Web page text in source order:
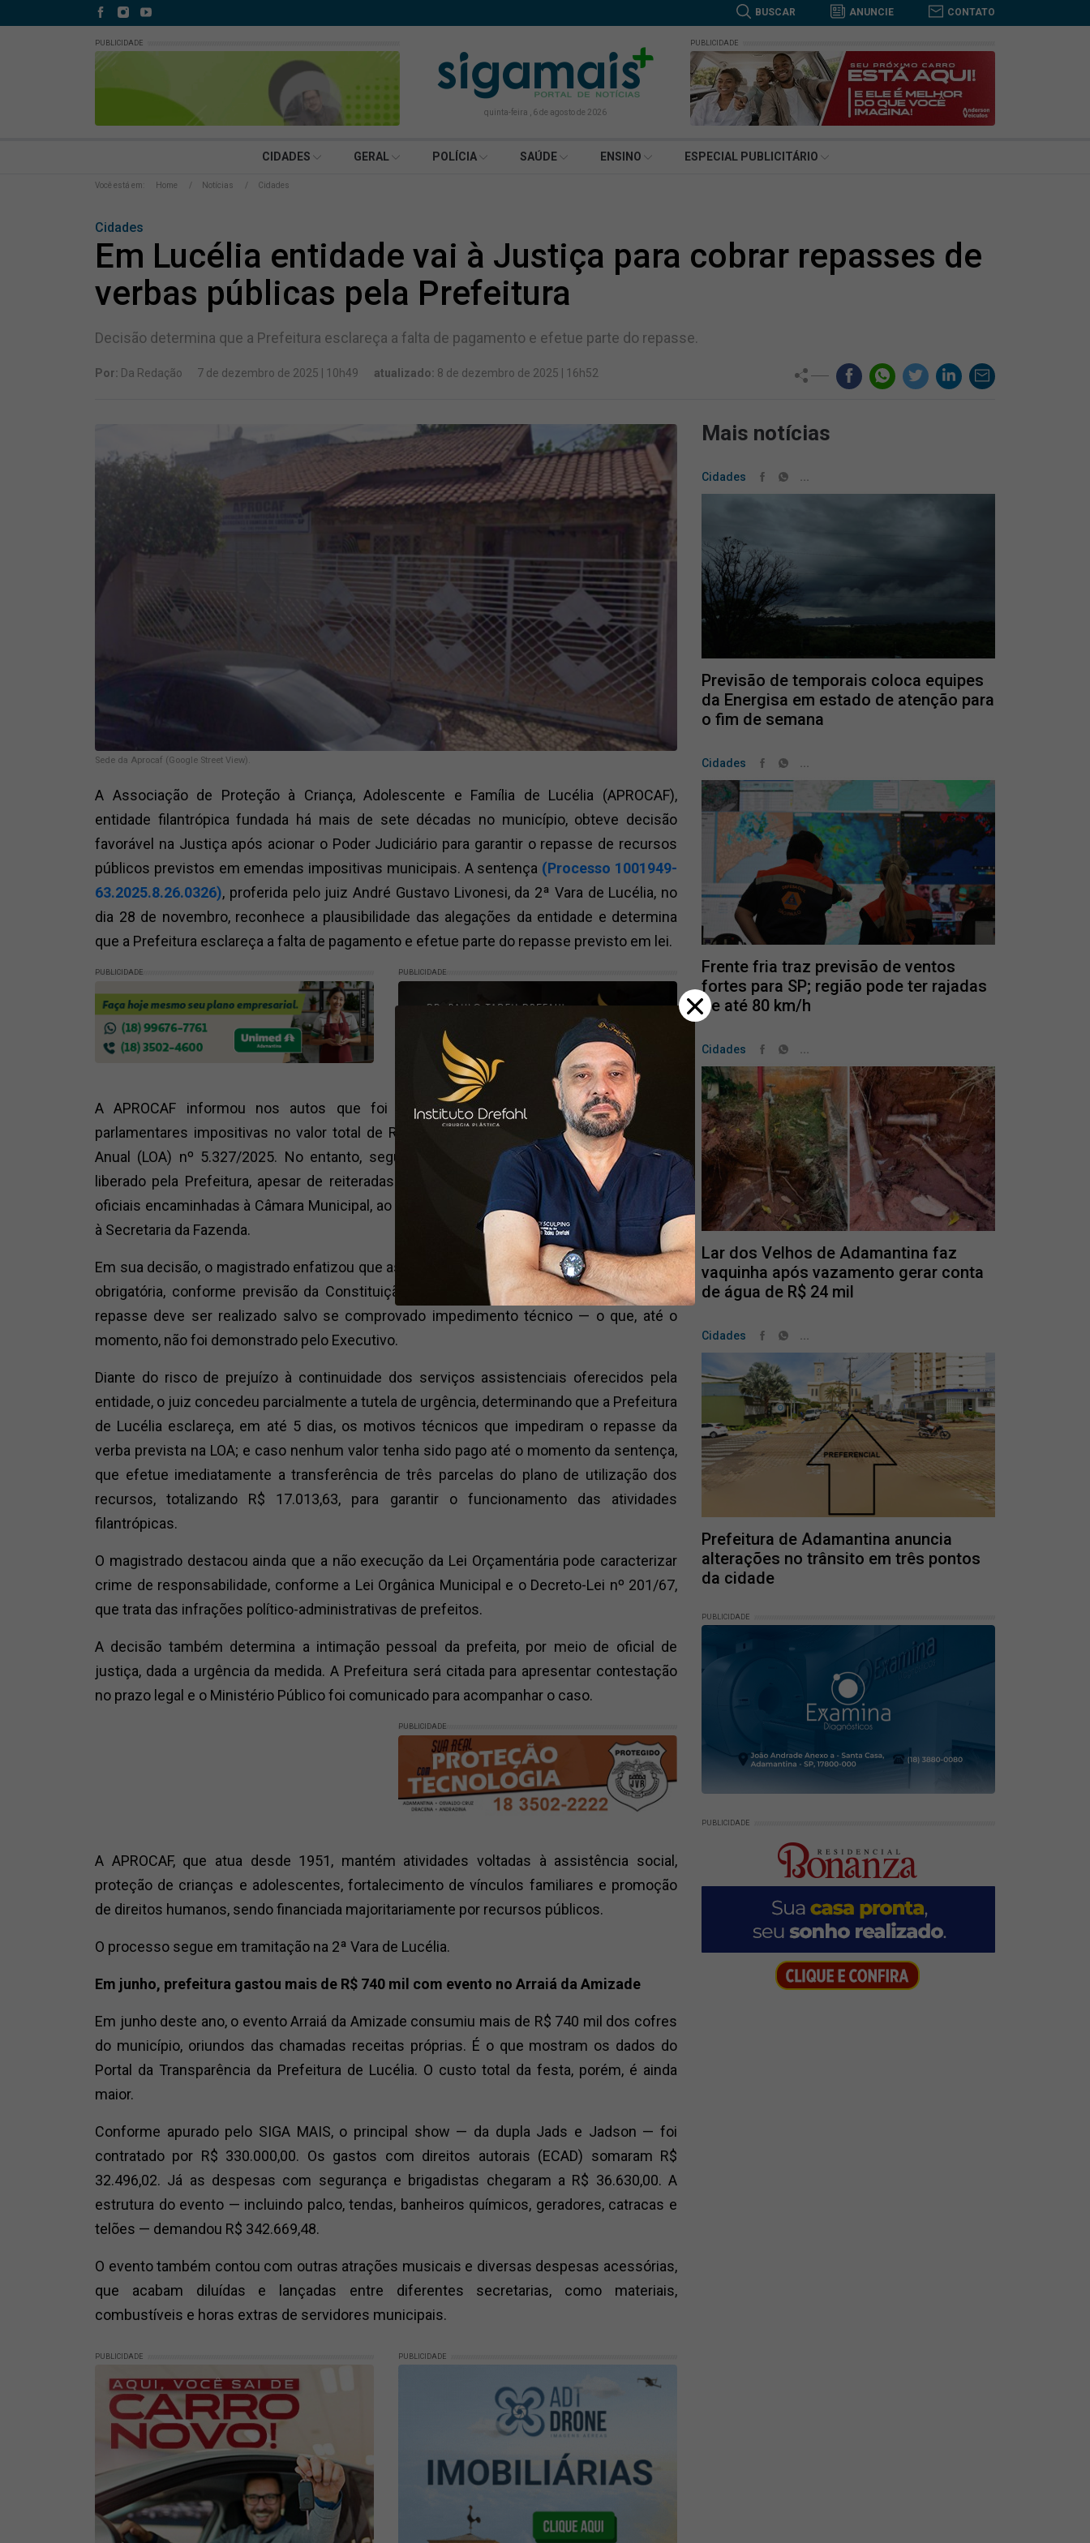
BUSCAR ANUNCIE CONTATO
PUBLICIDADE
quinta-feira , 6 de agosto de 2026
PUBLICIDADE
CIDADES GERAL POLÍCIA SAÚDE ENSINO ESPECIAL PUBLICITÁRIO
BUSCAR
Você está em: Home Notícias Cidades
Cidades
Em Lucélia entidade vai à Justiça para cobrar repasses de
verbas públicas pela Prefeitura
Decisão determina que a Prefeitura esclareça a falta de pagamento e efetue parte do repasse.
Por: Da Redação 7 de dezembro de 2025 | 10h49 atualizado: 8 de dezembro de 2025 | 16h52
Sede da Aprocaf (Google Street View).
A Associação de Proteção à Criança, Adolescente e Família de Lucélia (APROCAF),
entidade filantrópica fundada há mais de sete décadas no município, obteve decisão
favorável na Justiça após acionar o Poder Judiciário para garantir o repasse de recursos
públicos previstos em emendas impositivas municipais. A sentença (Processo 1001949-
63.2025.8.26.0326), proferida pelo juiz André Gustavo Livonesi, da 2ª Vara de Lucélia, no
dia 28 de novembro, reconhece a plausibilidade das alegações da entidade e determina
que a Prefeitura esclareça a falta de pagamento e efetue parte do repasse previsto em lei.
PUBLICIDADE PUBLICIDADE
A APROCAF informou nos autos que foi contemplada, para 2025, com emendas
parlamentares impositivas no valor total de R$ 68.054,54, incluídas na Lei Orçamentária
Anual (LOA) nº 5.327/2025. No entanto, segundo a entidade, nenhum valor havia sido
liberado pela Prefeitura, apesar de reiteradas tentativas de diálogo e de comunicações
oficiais encaminhadas à Câmara Municipal, ao Conselho Municipal de Assistência Social e
à Secretaria da Fazenda.
Em sua decisão, o magistrado enfatizou que as emendas impositivas possuem execução
obrigatória, conforme previsão da Constituição Federal e legislação municipal, e que o
repasse deve ser realizado salvo se comprovado impedimento técnico — o que, até o
momento, não foi demonstrado pelo Executivo.
Diante do risco de prejuízo à continuidade dos serviços assistenciais oferecidos pela
entidade, o juiz concedeu parcialmente a tutela de urgência, determinando que a Prefeitura
de Lucélia esclareça, em até 5 dias, os motivos técnicos que impediram o repasse da
verba prevista na LOA; e caso nenhum valor tenha sido pago até o momento da sentença,
que efetue imediatamente a transferência de três parcelas do plano de utilização dos
recursos, totalizando R$ 17.013,63, para garantir o funcionamento das atividades
filantrópicas.
O magistrado destacou ainda que a não execução da Lei Orçamentária pode caracterizar
crime de responsabilidade, conforme a Lei Orgânica Municipal e o Decreto-Lei nº 201/67,
que trata das infrações político-administrativas de prefeitos.
A decisão também determina a intimação pessoal da prefeita, por meio de oficial de
justiça, dada a urgência da medida. A Prefeitura será citada para apresentar contestação
no prazo legal e o Ministério Público foi comunicado para acompanhar o caso.
PUBLICIDADE
A APROCAF, que atua desde 1951, mantém atividades voltadas à assistência social,
proteção de crianças e adolescentes, fortalecimento de vínculos familiares e promoção
de direitos humanos, sendo financiada majoritariamente por recursos públicos.
O processo segue em tramitação na 2ª Vara de Lucélia.
Em junho, prefeitura gastou mais de R$ 740 mil com evento no Arraiá da Amizade
Em junho deste ano, o evento Arraiá da Amizade consumiu mais de R$ 740 mil dos cofres
do município, oriundos das chamadas receitas próprias. É o que mostram os dados do
Portal da Transparência da Prefeitura de Lucélia. O custo total da festa, porém, é ainda
maior.
Conforme apurado pelo SIGA MAIS, o principal show — da dupla Jads e Jadson — foi
contratado por R$ 330.000,00. Os gastos com direitos autorais (ECAD) somaram R$
32.496,02. Já as despesas com segurança e brigadistas chegaram a R$ 36.630,00. A
estrutura do evento — incluindo palco, tendas, banheiros químicos, geradores, catracas e
telões — demandou R$ 342.669,48.
O evento também contou com outras atrações musicais e diversas despesas acessórias,
que acabam diluídas e lançadas entre diferentes secretarias, como materiais,
combustíveis e horas extras de servidores municipais.
PUBLICIDADE PUBLICIDADE
Mais notícias
Cidades ...
Previsão de temporais coloca equipes
da Energisa em estado de atenção para
o fim de semana
Cidades ...
Frente fria traz previsão de ventos
fortes para SP; região pode ter rajadas
de até 80 km/h
Cidades ...
Lar dos Velhos de Adamantina faz
vaquinha após vazamento gerar conta
de água de R$ 24 mil
Cidades ...
Prefeitura de Adamantina anuncia
alterações no trânsito em três pontos
da cidade
PUBLICIDADE
PUBLICIDADE